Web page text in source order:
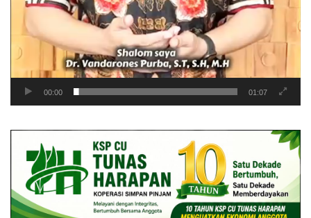
00:00 01:07